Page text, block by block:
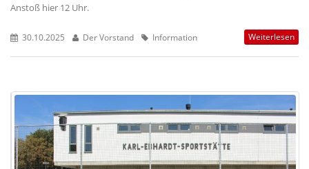
Anstoß hier 12 Uhr.
30.10.2025 Der Vorstand Information Weiterlesen